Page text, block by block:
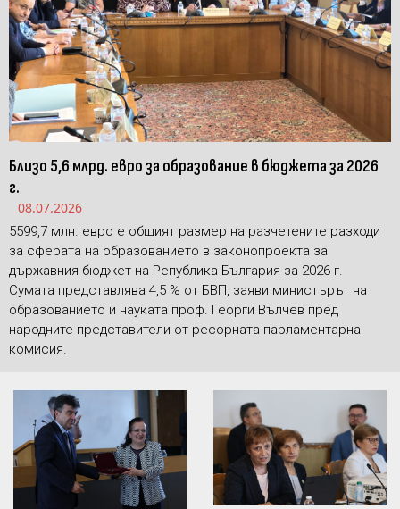
Близо 5,6 млрд. евро за образование в бюджета за 2026
г.
08.07.2026
5599,7 млн. евро е общият размер на разчетените разходи
за сферата на образованието в законопроекта за
държавния бюджет на Република България за 2026 г.
Сумата представлява 4,5 % от БВП, заяви министърът на
образованието и науката проф. Георги Вълчев пред
народните представители от ресорната парламентарна
комисия.